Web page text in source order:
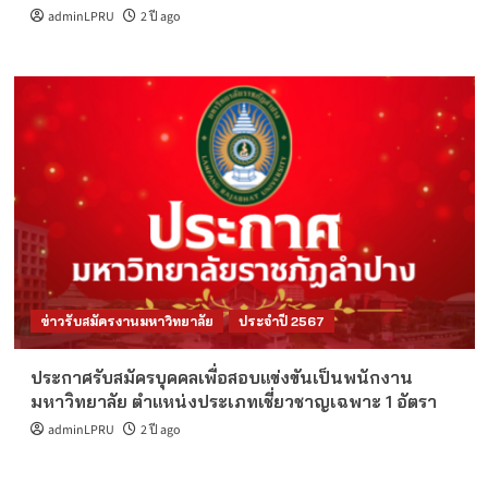
adminLPRU 2 ปี ago
ข่าวรับสมัครงานมหาวิทยาลัย ประจำปี 2567
ประกาศรับสมัครบุคคลเพื่อสอบแข่งขันเป็นพนักงาน
มหาวิทยาลัย ตำแหน่งประเภทเชี่ยวชาญเฉพาะ 1 อัตรา
adminLPRU 2 ปี ago